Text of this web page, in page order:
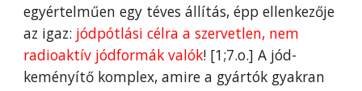
egyértelműen egy téves állítás, épp ellenkezője
az igaz: jódpótlási célra a szervetlen, nem
radioaktív jódformák valók! [1;7.o.] A jód-
keményítő komplex, amire a gyártók gyakran